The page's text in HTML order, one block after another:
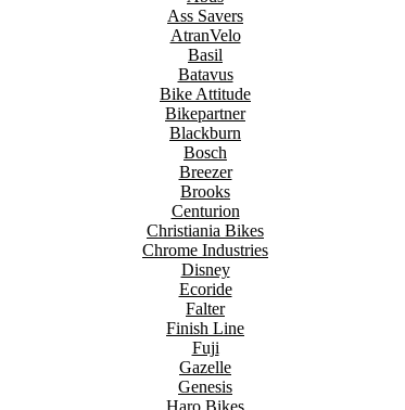
Ass Savers
AtranVelo
Basil
Batavus
Bike Attitude
Bikepartner
Blackburn
Bosch
Breezer
Brooks
Centurion
Christiania Bikes
Chrome Industries
Disney
Ecoride
Falter
Finish Line
Fuji
Gazelle
Genesis
Haro Bikes